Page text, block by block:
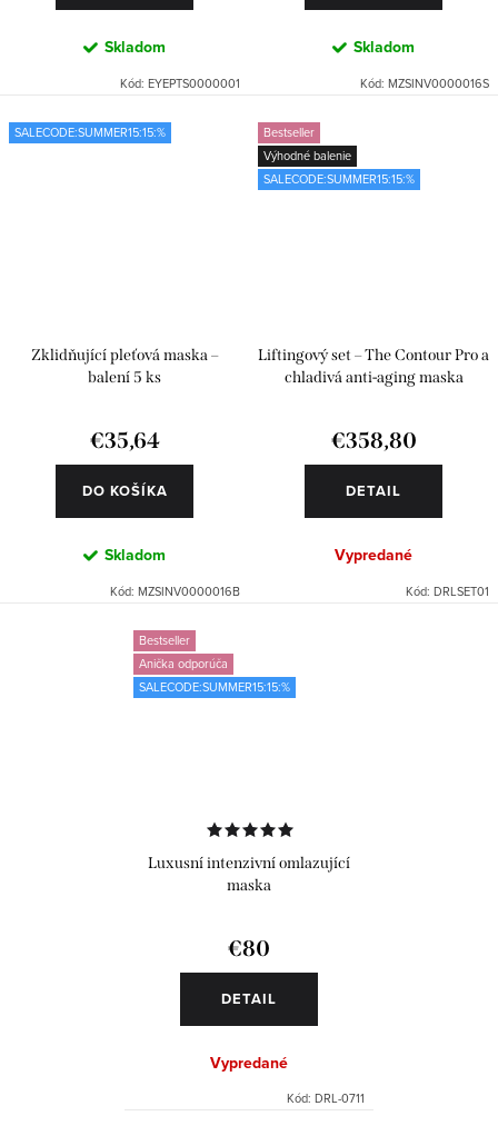
Skladom
Kód: EYEPTS0000001
Skladom
Kód: MZSINV0000016S
SALECODE:SUMMER15:15:%
Zklidňující pleťová maska –
balení 5 ks
€35,64
DO KOŠÍKA
Skladom
Kód: MZSINV0000016B
Bestseller
Výhodné balenie
SALECODE:SUMMER15:15:%
Liftingový set – The Contour Pro a
chladivá anti-aging maska
€358,80
DETAIL
Vypredané
Kód: DRLSET01
Bestseller
Anička odporúča
SALECODE:SUMMER15:15:%
Luxusní intenzivní omlazující
maska
€80
DETAIL
Vypredané
Kód: DRL-0711